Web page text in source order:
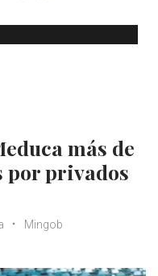
más de
por privados
Mingob